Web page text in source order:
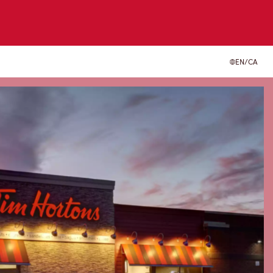
EN/CA